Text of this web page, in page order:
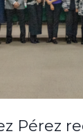
Pérez